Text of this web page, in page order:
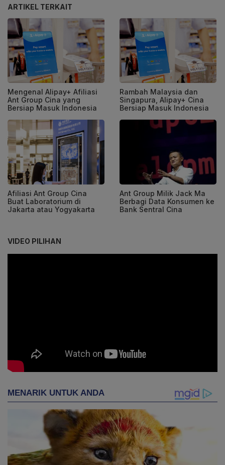
ARTIKEL TERKAIT
Mengenal Alipay+ Afiliasi
Ant Group Cina yang
Bersiap Masuk Indonesia
Rambah Malaysia dan
Singapura, Alipay+ Cina
Bersiap Masuk Indonesia
Afiliasi Ant Group Cina
Buat Laboratorium di
Jakarta atau Yogyakarta
Ant Group Milik Jack Ma
Berbagi Data Konsumen ke
Bank Sentral Cina
VIDEO PILIHAN